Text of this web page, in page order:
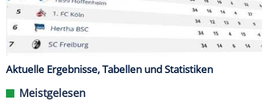
Aktuelle Ergebnisse, Tabellen und Statistiken
Meistgelesen